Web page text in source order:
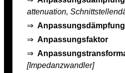
attenuation,
⇒
⇒ Anpassungsfaktor
⇒
[Impedanzwandler]